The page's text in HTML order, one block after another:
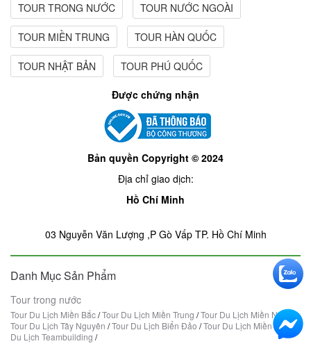
TOUR TRONG NƯỚC
TOUR NƯỚC NGOÀI
TOUR MIỀN TRUNG TOUR HÀN QUỐC
TOUR NHẬT BẢN TOUR PHÚ QUỐC
Được chứng nhận
Bản quyền Copyright © 2024
Địa chỉ giao dịch:
Hồ Chí Minh
03 Nguyễn Văn Lượng ,P Gò Vấp TP. Hồ Chí Minh
Danh Mục Sản Phẩm
Tour trong nước
Tour Du Lịch Miền Bắc/Tour Du Lịch Miền Trung /Tour Du Lịch Miền Nam
Tour Du Lịch Tây Nguyên /Tour Du Lịch Biển Đảo /Tour Du Lịch Miền Tây/
Du Lịch Teambuilding /